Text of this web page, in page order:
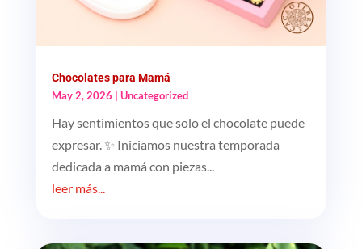
Chocolates para Mamá
May 2, 2026
Uncategorized
Hay sentimientos que solo el chocolate puede
expresar. ✨ Iniciamos nuestra temporada
dedicada a mamá con piezas...
leer más...